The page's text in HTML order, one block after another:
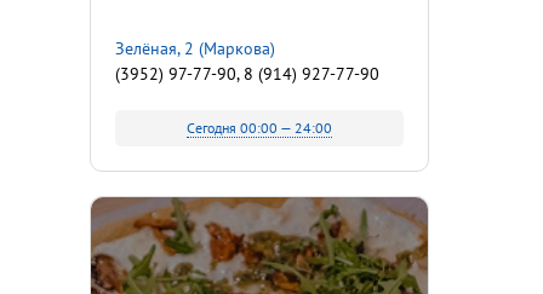
Зелёная, 2 (Маркова)
(3952) 97-77-90, 8 (914) 927-77-90
Сегодня 00:00 — 24:00